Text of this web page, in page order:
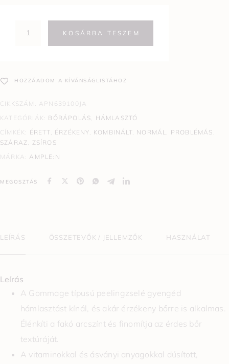
KOSÁRBA TESZEM
HOZZÁADOM A KÍVÁNSÁGLISTÁHOZ
CIKKSZÁM: APN639100JA
KATEGÓRIÁK: BŐRÁPOLÁS, HÁMLASZTÓ
CÍMKÉK: ÉRETT, ÉRZÉKENY, KOMBINÁLT, NORMÁL, PROBLÉMÁS ,
SZÁRAZ , ZSÍROS
MÁRKA:AMPLE:N
MEGOSZTÁS
LEÍRÁS ÖSSZETEVŐK / JELLEMZŐK HASZNÁLAT
Leírás
A Gommage típusú peelingzselé gyengéd
hámlasztást kínál, és akár érzékeny bőrre is alkalmas.
Élénkíti a fakó arcszínt és finomítja az érdes bőr
textúráját.
A vitaminokkal és ásványi anyagokkal dúsított,